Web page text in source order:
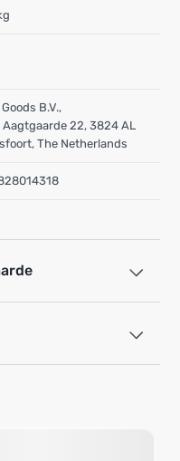
B.V.,
Aagtgaarde 22, 3824 AL
The Netherlands